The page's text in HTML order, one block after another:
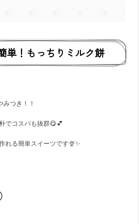
単！もっちりミルク餅
つき！！
でコスパも抜群😋💕
れる簡単スイーツです🍨✨